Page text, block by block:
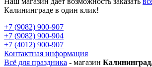
Калининграде в один клик!
+7 (9082) 900-907
+7 (9082) 900-904
+7 (4012) 900-907
Контактная информация
Всё для праздника - магазин